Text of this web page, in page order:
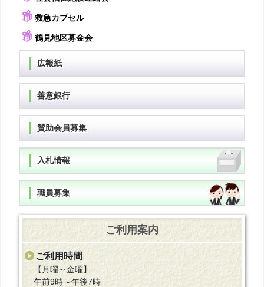
救急カプセル
鶴見地区募金会
広報紙
善意銀行
賛助会員募集
入札情報
職員募集
ご利用案内
ご利用時間
【月曜～金曜】
午前9時～午後7時